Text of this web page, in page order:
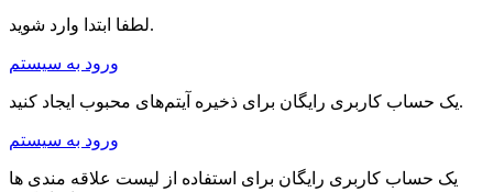
لطفا ابتدا وارد شوید.
ورود به سیستم
یک حساب کاربری رایگان برای ذخیره آیتم‌های محبوب ایجاد کنید.
ورود به سیستم
یک حساب کاربری رایگان برای استفاده از لیست علاقه مندی ها